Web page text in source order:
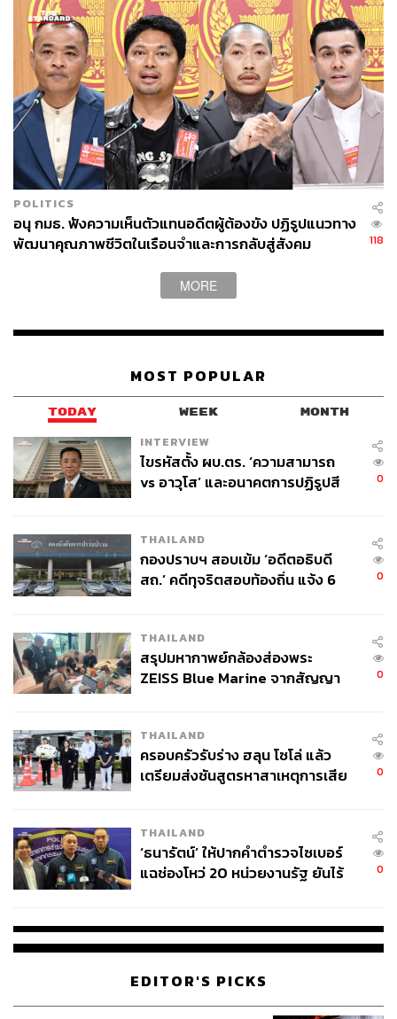
POLITICS
อนุ กมธ. ฟังความเห็นตัวแทนอดีตผู้ต้องขัง ปฏิรูปแนวทาง
พัฒนาคุณภาพชีวิตในเรือนจำและการกลับสู่สังคม
118
MORE
MOST POPULAR
TODAY WEEK MONTH
INTERVIEW
ไขรหัสตั้ง ผบ.ตร. ‘ความสามารถ
vs อาวุโส’ และอนาคตการปฏิรูปสี
0
THAILAND
กองปราบฯ สอบเข้ม ‘อดีตอธิบดี
สถ.’ คดีทุจริตสอบท้องถิ่น แจ้ง 6
0
THAILAND
สรุปมหากาพย์กล้องส่องพระ
ZEISS Blue Marine จากสัญญา
จ่ายหนี้-แอบระบุแบรนด์
0
THAILAND
ครอบครัวรับร่าง ฮลุน โซโล่ แล้ว
เตรียมส่งชันสูตรหาสาเหตุการเสีย
0
THAILAND
‘ธนารัตน์’ ให้ปากคำตำรวจไซเบอร์
แฉช่องโหว่ 20 หน่วยงานรัฐ ยันไร้
0
EDITOR'S PICKS